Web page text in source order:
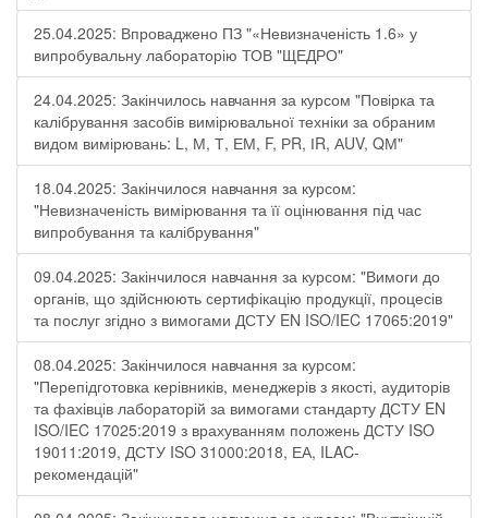
25.04.2025: Впроваджено ПЗ "«Невизначеність 1.6» у
випробувальну лабораторію ТОВ "ЩЕДРО"
24.04.2025: Закінчилось навчання за курсом "Повірка та
калібрування засобів вимірювальної техніки за обраним
видом вимірювань: L, М, Т, ЕМ, F, РR, ІR, АUV, QМ"
18.04.2025: Закінчилося навчання за курсом:
"Невизначеність вимірювання та її оцінювання під час
випробування та калібрування"
09.04.2025: Закінчилося навчання за курсом: "Вимоги до
органів, що здійснюють сертифікацію продукції, процесів
та послуг згідно з вимогами ДСТУ EN ISO/IEC 17065:2019"
08.04.2025: Закінчилося навчання за курсом:
"Перепідготовка керівників, менеджерів з якості, аудиторів
та фахівців лабораторій за вимогами стандарту ДСТУ EN
ISO/IEC 17025:2019 з врахуванням положень ДСТУ ISO
19011:2019, ДСТУ ISO 31000:2018, ЕА, ILAC-
рекомендацій"